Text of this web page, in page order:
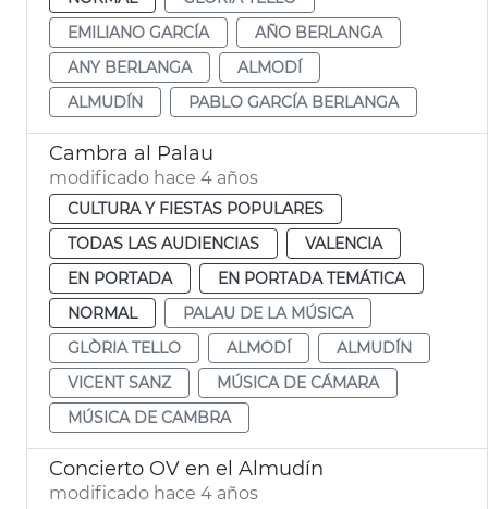
EMILIANO GARCÍA
AÑO BERLANGA
ANY BERLANGA
ALMODÍ
ALMUDÍN
PABLO GARCÍA BERLANGA
Cambra al Palau
modificado hace 4 años
CULTURA Y FIESTAS POPULARES
TODAS LAS AUDIENCIAS
VALENCIA
EN PORTADA
EN PORTADA TEMÁTICA
NORMAL
PALAU DE LA MÚSICA
GLÒRIA TELLO
ALMODÍ
ALMUDÍN
VICENT SANZ
MÚSICA DE CÁMARA
MÚSICA DE CAMBRA
Concierto OV en el Almudín
modificado hace 4 años